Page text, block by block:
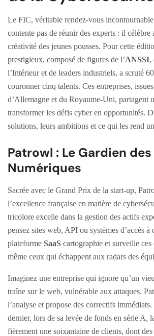
Le FIC, véritable rendez-vous
contente pas de réunir des experts : il célèbre
créativité des jeunes pousses. Pour cette
prestigieux, composé de figures de l’ANSSI,
l’Intérieur et de leaders industriels, a scruté
couronner cinq talents. Ces entreprises,
d’Allemagne et du Royaume-Uni, partagent
transformer les défis cyber en opportunités.
solutions, leurs ambitions et ce qui les rend
Patrowl : Le Gardien
Numériques
Sacrée avec le Grand Prix de la start-up,
l’excellence française en matière de
tricolore excelle dans la gestion des actifs
pensez sites web, API ou systèmes d’accès à
plateforme SaaS cartographie et surveille
même ceux qui échappent aux radars des
Imaginez une entreprise qui ignore qu’un
traîne sur le web, vulnérable aux attaques.
l’analyse et propose des correctifs
dernier, lors de sa levée de fonds en série A,
fièrement une soixantaine de clients, dont